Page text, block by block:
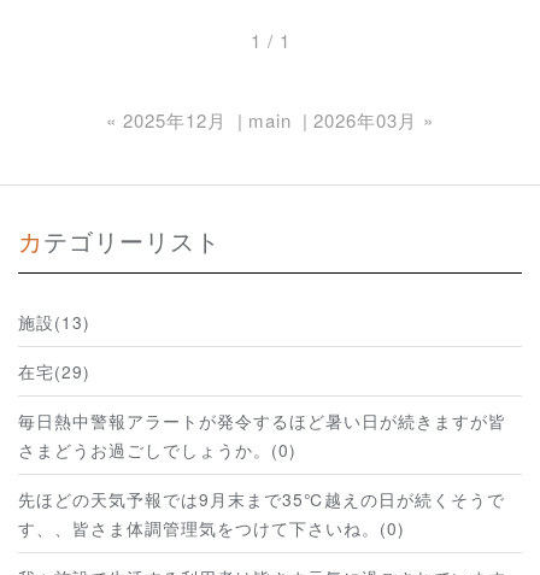
1 / 1
« 2025年12月 main 2026年03月 »
カテゴリーリスト
施設(13)
在宅(29)
毎日熱中警報アラートが発令するほど暑い日が続きますが皆
さまどうお過ごしでしょうか。(0)
先ほどの天気予報では9月末まで35℃越えの日が続くそうで
す、、皆さま体調管理気をつけて下さいね。(0)